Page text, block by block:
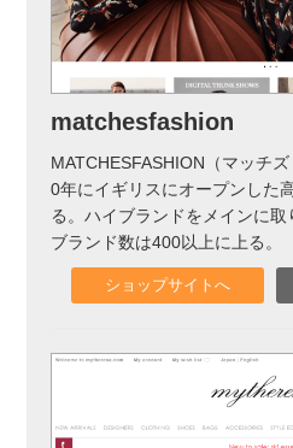
実録！海外ショップで買ってみた！
海外SHOP LIST
matchesfashion
MATCHESFASHION（マッチ
0年にイギリスにオープンした
る。ハイブランドをメインに
ブランド数は400以上に上る。
ショップサイトへ